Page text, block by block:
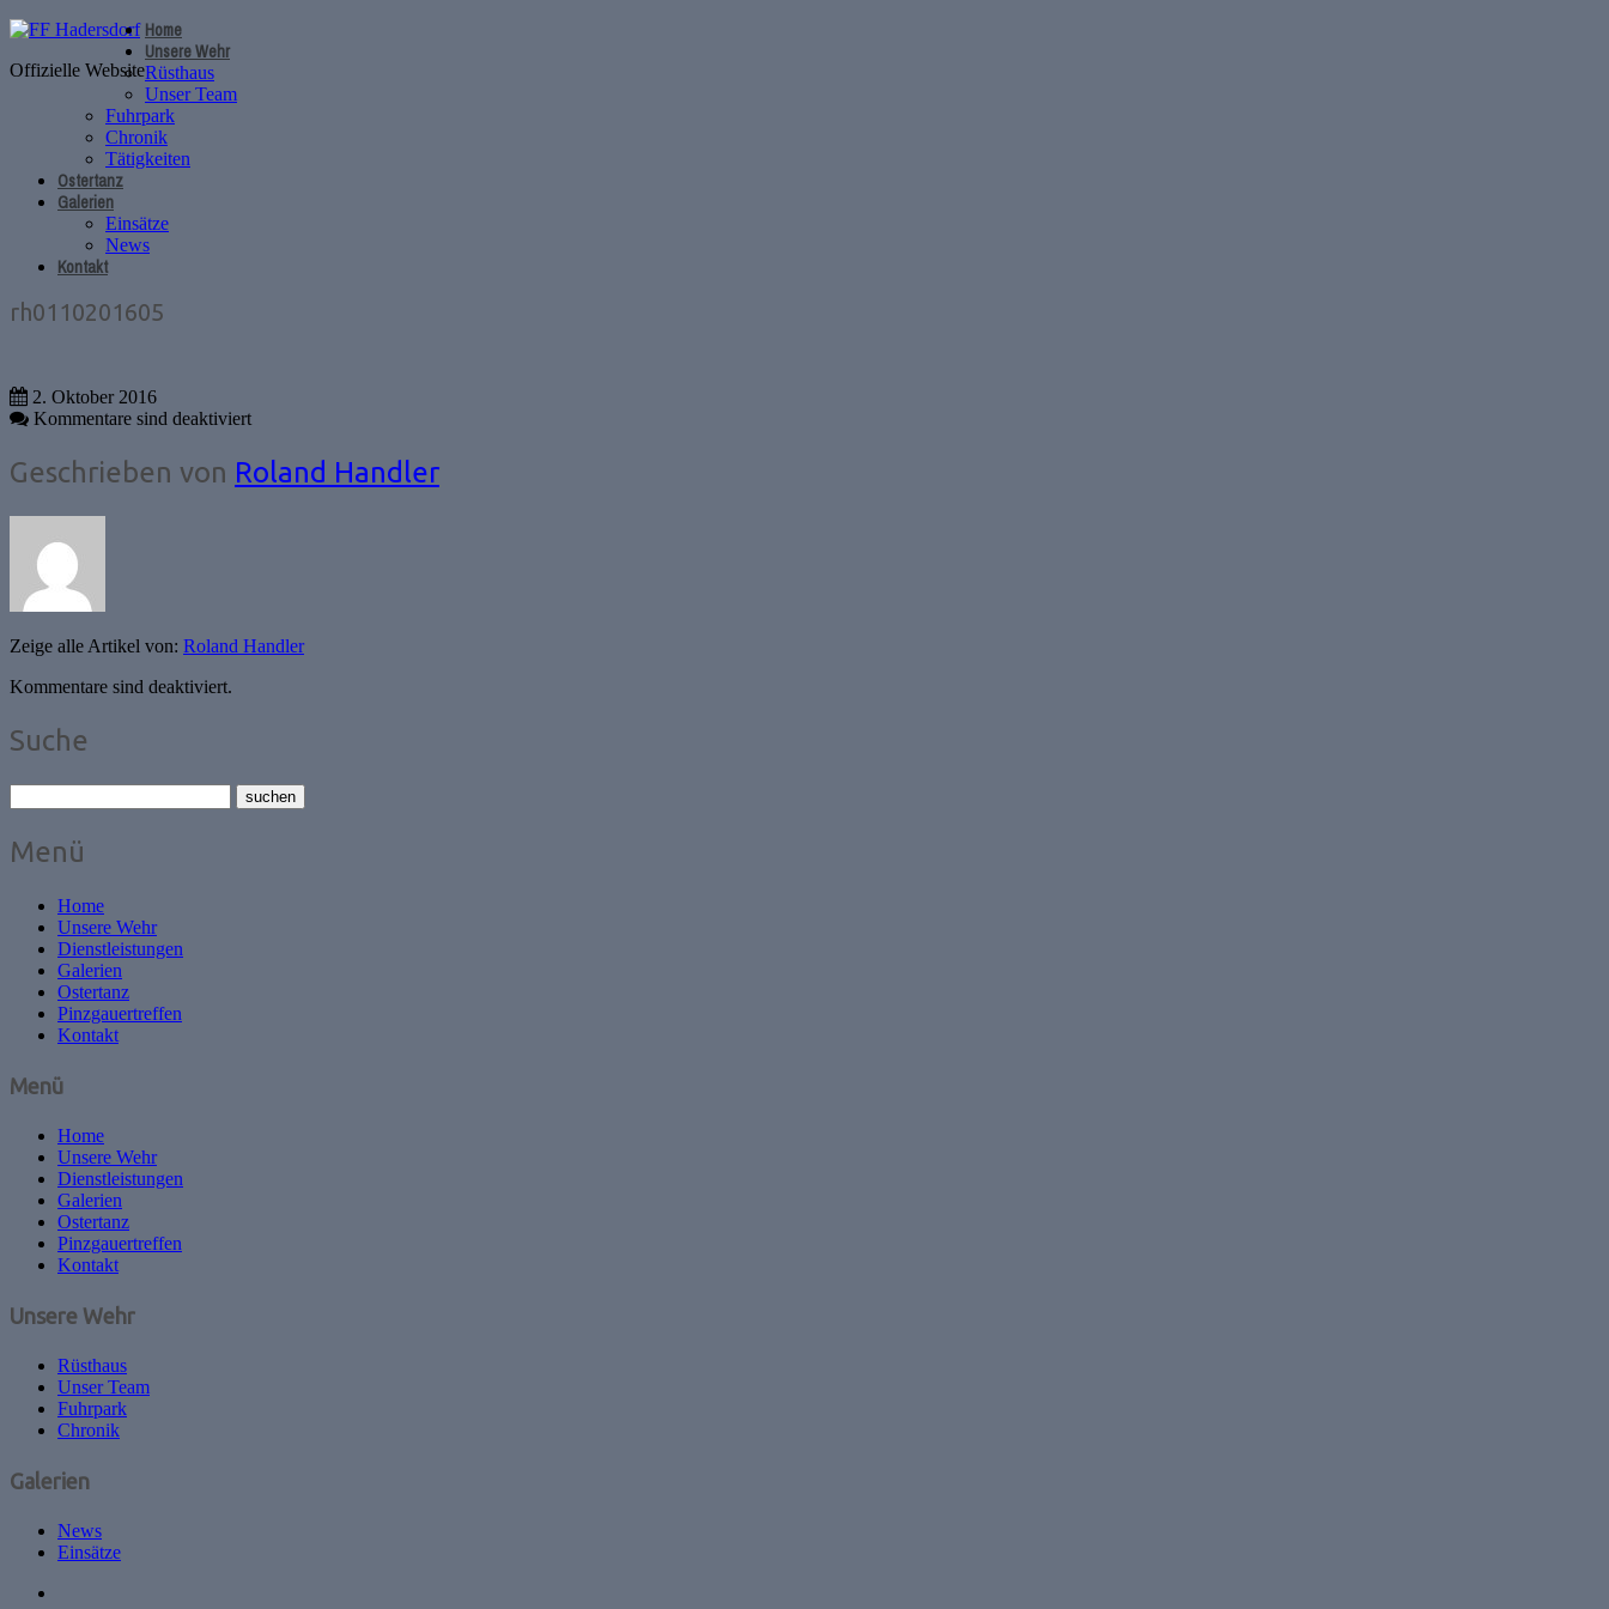
Offizielle Website
Home
Unsere Wehr
Rüsthaus
Unser Team
Fuhrpark
Chronik
Tätigkeiten
Ostertanz
Galerien
Einsätze
News
Kontakt
rh0110201605
2. Oktober 2016
Kommentare sind deaktiviert
Geschrieben von Roland Handler
Zeige alle Artikel von: Roland Handler
Kommentare sind deaktiviert.
Suche
Menü
Home
Unsere Wehr
Dienstleistungen
Galerien
Ostertanz
Pinzgauertreffen
Kontakt
Menü
Home
Unsere Wehr
Dienstleistungen
Galerien
Ostertanz
Pinzgauertreffen
Kontakt
Unsere Wehr
Rüsthaus
Unser Team
Fuhrpark
Chronik
Galerien
News
Einsätze